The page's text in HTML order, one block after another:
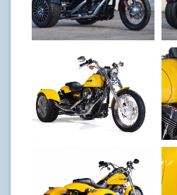
V96 Dyna
V96 Dyna